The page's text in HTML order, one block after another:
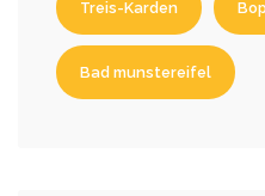
Treis-Karden
Bad munstereifel